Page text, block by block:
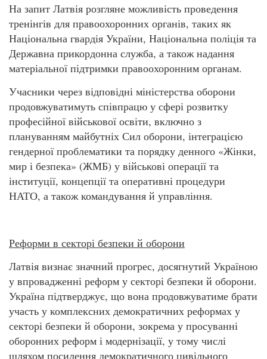
На запит Латвія розгляне можливість проведення
тренінгів для правоохоронних органів, таких як
Національна гвардія України, Національна поліція та
Державна прикордонна служба, а також надання
матеріальної підтримки правоохоронним органам.
Учасники через відповідні міністерства оборони
продовжуватимуть співпрацю у сфері розвитку
професійної військової освіти, включно з
плануванням майбутніх Сил оборони, інтеграцією
гендерної проблематики та порядку денного «Жінки,
мир і безпека» (ЖМБ) у військові операції та
інституції, концепції та оперативні процедури
НАТО, а також командування й управління.
Реформи в секторі безпеки й оборони
Латвія визнає значний прогрес, досягнутий Україною
у впровадженні реформ у секторі безпеки й оборони.
Україна підтверджує, що вона продовжуватиме брати
участь у комплексних демократичних реформах у
секторі безпеки й оборони, зокрема у просуванні
оборонних реформ і модернізації, у тому числі
шляхом посилення демократичного цивільного